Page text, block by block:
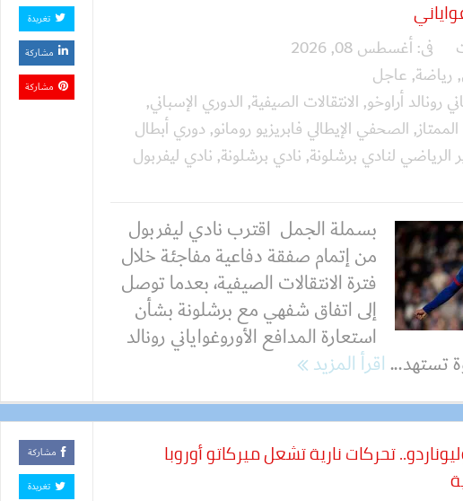
فى:أغسطس 08, 2026
, رياضة, عاجل
رونالد أراوخو, الانتقالات الصيفية, الدوري الإسباني,
, الصحفي الإيطالي فابريزيو رومانو, دوري أبطال
الرياضي لنادي برشلونة, نادي برشلونة, نادي ليفربول
بسملة الجمل اقترب نادي ليفربول
من إتمام صفقة دفاعية مفاجئة خلال
فترة الانتقالات الصيفية، بعدما توصل
إلى اتفاق شفهي مع برشلونة بشأن
استعارة المدافع الأوروغواياني رونالد
تستهد...اقرأ المزيد
تغريدة
مشاركة
مشاركة
تحركات نارية تشعل ميركاتو أوروبا
مشاركة
تغريدة